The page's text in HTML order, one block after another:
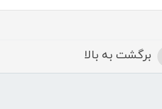
برگشت به بالا